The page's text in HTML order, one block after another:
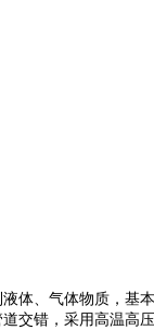
体、气体物质，基
交错，采用高温高